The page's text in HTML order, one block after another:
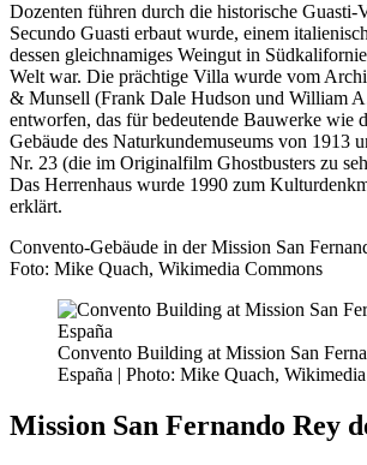
Dozenten führen durch die historische
Secundo Guasti erbaut wurde, einem
dessen gleichnamiges Weingut in
Welt war. Die prächtige Villa wurde vom
& Munsell (Frank Dale Hudson und William
entworfen, das für bedeutende Bauwerke wie
Gebäude des Naturkundemuseums von 1913
Nr. 23 (die im Originalfilm Ghostbusters zu
Das Herrenhaus wurde 1990 zum
erklärt.
Convento-Gebäude in der Mission San
Foto: Mike Quach, Wikimedia Commons
Convento Building at Mission San
España | Photo: Mike Quach,
Mission San Fernando Rey